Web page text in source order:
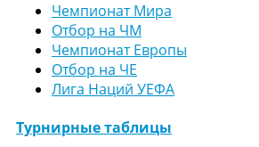
Чемпионат Мира
Отбор на ЧМ
Чемпионат Европы
Отбор на ЧЕ
Лига Наций УЕФА
Турнирные таблицы